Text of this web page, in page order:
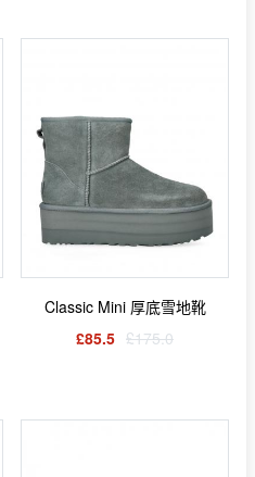
Classic Mini 厚底雪地靴
£85.5 £175.0